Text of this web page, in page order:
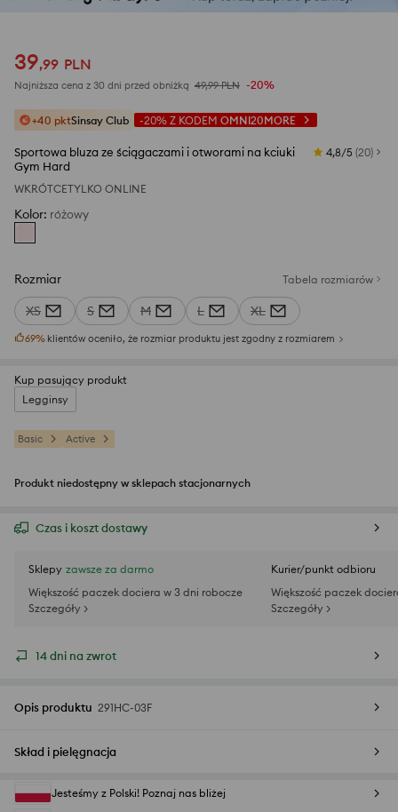
39,99 PLN
Najniższa cena z 30 dni przed obniżką 49,99 PLN -20%
+40 pktSinsay Club -20% Z KODEM OMNI20MORE
Sportowa bluza ze ściągaczami i otworami na kciuki
Gym Hard
4,8/5 (20)
WKRÓTCETYLKO ONLINE
Kolor: różowy
Rozmiar Tabela rozmiarów
XS S M L XL
69% klientów oceniło, że rozmiar produktu jest zgodny z rozmiarem
Kup pasujący produkt
Legginsy
Basic Active
Produkt niedostępny w sklepach stacjonarnych
Czas i koszt dostawy
Sklepy zawsze za darmo
Większość paczek dociera w 3 dni robocze
Szczegóły >
Kurier/punkt odbioru
Większość paczek
Szczegóły >
14 dni na zwrot
Opis produktu 291HC-03F
Skład i pielęgnacja
Jesteśmy z Polski! Poznaj nas bliżej